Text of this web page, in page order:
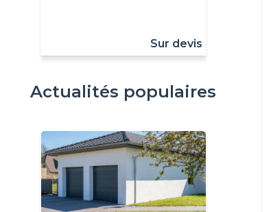
Sur devis
Actualités populaires